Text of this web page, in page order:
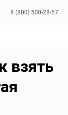
8 (800) 500-28-57